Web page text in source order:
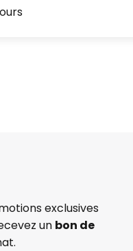
exclusives
un bon de